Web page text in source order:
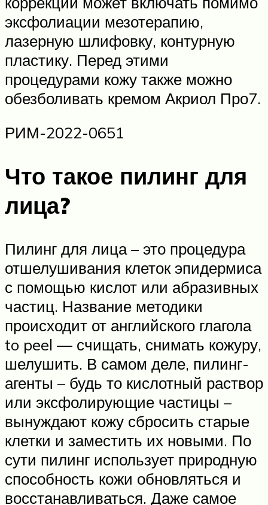
эксфолиации мезотерапию,
лазерную шлифовку, контурную
пластику. Перед этими
процедурами кожу также можно
обезболивать кремом Акриол Про7.
РИМ-2022-0651
Что такое пилинг для
лица?
Пилинг для лица – это процедура
отшелушивания клеток эпидермиса
с помощью кислот или абразивных
частиц. Название методики
происходит от английского глагола
to peel — счищать, снимать кожуру,
шелушить. В самом деле, пилинг-
агенты – будь то кислотный раствор
или эксфолирующие частицы –
вынуждают кожу сбросить старые
клетки и заместить их новыми. По
сути пилинг использует природную
способность кожи обновляться и
восстанавливаться. Даже самое